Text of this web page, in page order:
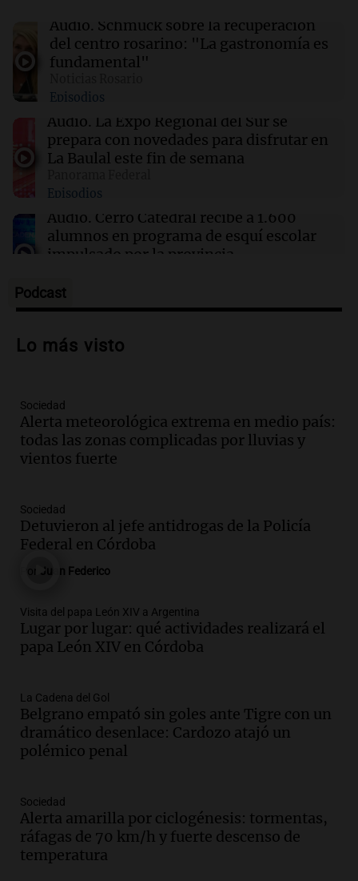
tren real
08:56 Radioinforme 3 Rosario
de un puerto minero en Rosario
08:55 Visita del papa León XIV a Argentina
La pizzería más antigua de Córdoba
esculpida con su rostro
Audio. Schmuck sobre la recuperación
del centro rosarino: "La gastronomía es
fundamental"
Episodios
Audio. La Expo Regional del Sur se
prepara con novedades para disfrutar en
La Baulal este fin de semana
Episodios
Audio. Cerro Catedral recibe a 1.600
alumnos en programa de esquí escolar
impulsado por la provincia
Episodios
Audio.Osvaldo Jaldo busca unificar
argentino en Buenos Aires
Audio.Riesgo extremo de incendios en
Córdoba a pesar del sol en Carlos Paz
Noticias
Audio.
Mendoza por temporal; el paso Cristo
Redentor sigue cerrado
Episodios
en el proyecto de un puerto minero en
Rosario
Noticias Rosario
Audio.Detienen a comisario de la
Federal por caso de corrupción en
Córdoba y otros implicados
Panorama Federal
Audio.
en Córdoba: lluvias y viento fuerte para
hoy
Noticias
Podcast
Lo más visto
Sociedad
Alerta meteorológica extrema en medio país:
todas las zonas complicadas por lluvias y
vientos fuerte
Sociedad
Detuvieron al jefe antidrogas de la Policía
Federal en Córdoba
Juan Federico
Visita del papa León XIV a Argentina
Lugar por lugar: qué actividades realizará el
papa León XIV en Córdoba
La Cadena del Gol
Belgrano empató sin goles ante Tigre con un
dramático desenlace: Cardozo atajó un
polémico penal
Sociedad
Alerta amarilla por ciclogénesis: tormentas,
ráfagas de 70 km/h y fuerte descenso de
temperatura